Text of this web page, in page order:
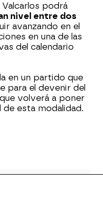
podrá
nivel entre dos
avanzando en el
en una de las
del calendario
en un partido que
para el devenir del
volverá a poner
de esta modalidad.